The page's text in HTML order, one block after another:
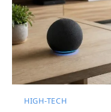
HIGH-TECH